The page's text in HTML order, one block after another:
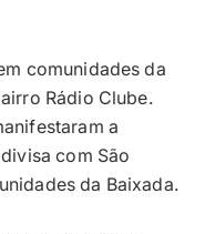
comunidades da
Rádio Clube.
a
com São
da Baixada.